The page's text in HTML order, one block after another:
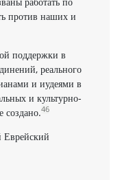
против наших и
поддержки в
реального
и иудеями в
и культурно-
создано.46
Еврейский